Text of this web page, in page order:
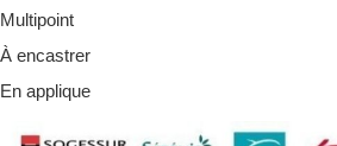
Multipoint
À encastrer
En applique